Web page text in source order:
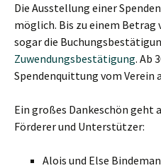
Die Ausstellung einer
möglich. Bis zu einem Betrag
sogar die
Zuwendungsbestätigung. Ab
Spendenquittung vom Verein
Ein großes Dankeschön geht
Förderer und Unterstützer:
Alois und Else